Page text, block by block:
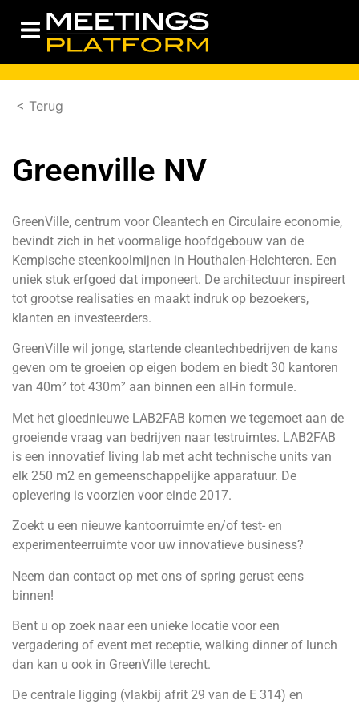
< Terug
Greenville NV
GreenVille, centrum voor Cleantech en Circulaire economie,
bevindt zich in het voormalige hoofdgebouw van de
Kempische steenkoolmijnen in Houthalen-Helchteren. Een
uniek stuk erfgoed dat imponeert. De architectuur inspireert
tot grootse realisaties en maakt indruk op bezoekers,
klanten en investeerders.
GreenVille wil jonge, startende cleantechbedrijven de kans
geven om te groeien op eigen bodem en biedt 30 kantoren
van 40m² tot 430m² aan binnen een all-in formule.
Met het gloednieuwe LAB2FAB komen we tegemoet aan de
groeiende vraag van bedrijven naar testruimtes. LAB2FAB
is een innovatief living lab met acht technische units van
elk 250 m2 en gemeenschappelijke apparatuur. De
oplevering is voorzien voor einde 2017.
Zoekt u een nieuwe kantoorruimte en/of test- en
experimenteerruimte voor uw innovatieve business?
Neem dan contact op met ons of spring gerust eens
binnen!
Bent u op zoek naar een unieke locatie voor een
vergadering of event met receptie, walking dinner of lunch
dan kan u ook in GreenVille terecht.
De centrale ligging (vlakbij afrit 29 van de E 314) en